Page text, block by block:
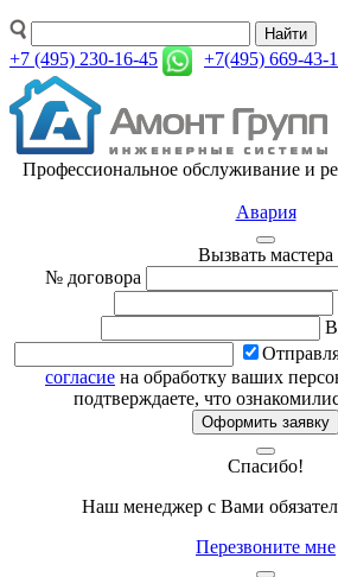
Найти
+7 (495) 230-16-45 +7(495) 669-43-
Профессиональное обслуживание и
Авария
Вызвать мастера
№ договора
согласие на обработку ваших
подтверждаете, что
Оформить заявку
Спасибо!
Наш менеджер с Вами
Перезвоните мне